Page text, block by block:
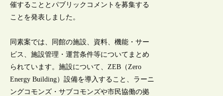
催することとパブリックコメントを募集する
ことを発表しました。
同素案では、同館の施設、資料、機能・サー
ビス、施設管理・運営条件等についてまとめ
られています。施設について、ZEB（Zero
Energy Building）設備を導入すること、ラーニ
ングコモンズ・サブコモンズや市民協働の拠